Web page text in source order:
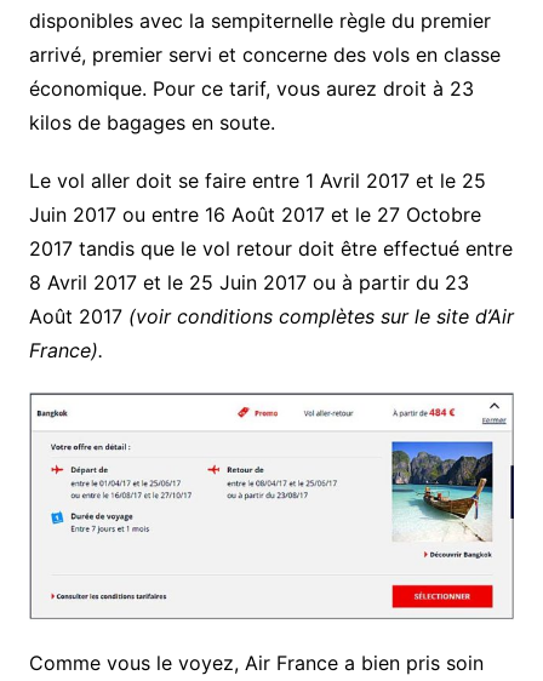
disponibles avec la sempiternelle règle du premier
arrivé, premier servi et concerne des vols en classe
économique. Pour ce tarif, vous aurez droit à 23
kilos de bagages en soute.
Le vol aller doit se faire entre 1 Avril 2017 et le 25
Juin 2017 ou entre 16 Août 2017 et le 27 Octobre
2017 tandis que le vol retour doit être effectué entre
8 Avril 2017 et le 25 Juin 2017 ou à partir du 23
Août 2017 (voir conditions complètes sur le site d’Air
France).
Comme vous le voyez, Air France a bien pris soin